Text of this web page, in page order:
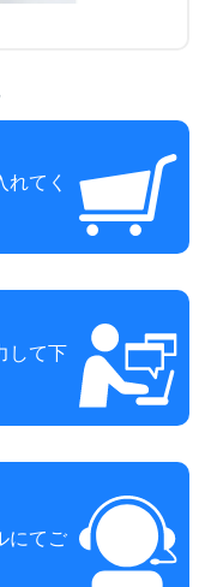
てく
して下
にてご